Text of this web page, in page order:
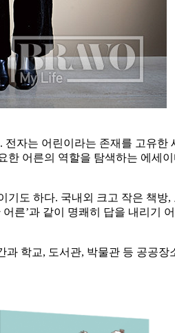
자는 어린이라는 존재를 고유
어른의 역할을 탐색하는 에세
도 하다. 국내외 크고 작은 책방
른’과 같이 명쾌히 답을 내리기
학교, 도서관, 박물관 등 공공